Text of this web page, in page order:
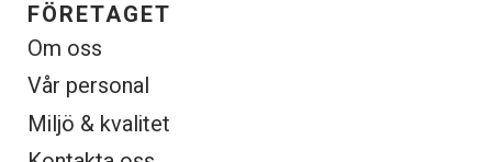
FÖRETAGET
Om oss
Vår personal
Miljö & kvalitet